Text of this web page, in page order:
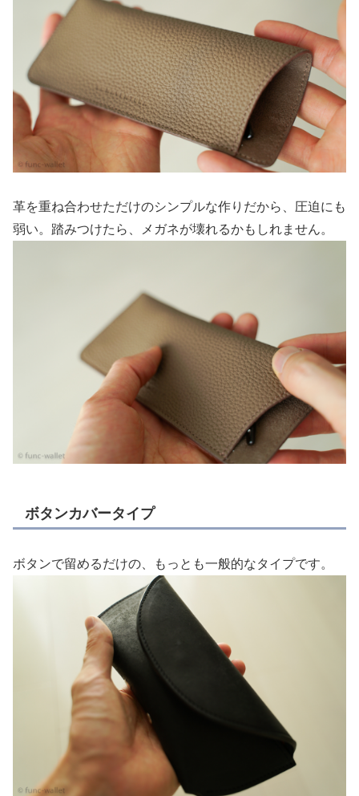
革を重ね合わせただけのシンプルな作りだから、圧迫にも
弱い。踏みつけたら、メガネが壊れるかもしれません。
ボタンカバータイプ
ボタンで留めるだけの、もっとも一般的なタイプです。